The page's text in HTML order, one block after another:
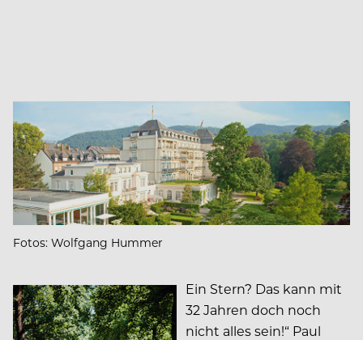
Fotos: Wolfgang Hummer
Ein Stern? Das kann mit
32 Jahren doch noch
nicht alles sein!“ Paul